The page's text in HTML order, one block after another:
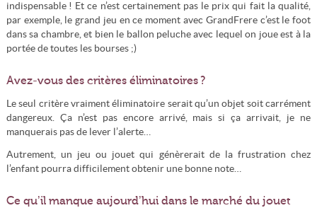
indispensable ! Et ce n’est certainement pas le prix qui fait la qualité,
par exemple, le grand jeu en ce moment avec GrandFrere c’est le foot
dans sa chambre, et bien le ballon peluche avec lequel on joue est à la
portée de toutes les bourses ;)
Avez-vous des critères éliminatoires ?
Le seul critère vraiment éliminatoire serait qu’un objet soit carrément
dangereux. Ça n’est pas encore arrivé, mais si ça arrivait, je ne
manquerais pas de lever l’alerte…
Autrement, un jeu ou jouet qui génèrerait de la frustration chez
l’enfant pourra difficilement obtenir une bonne note…
Ce qu’il manque aujourd’hui dans le marché du jouet